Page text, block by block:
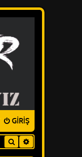
GIRIŞ
Ara